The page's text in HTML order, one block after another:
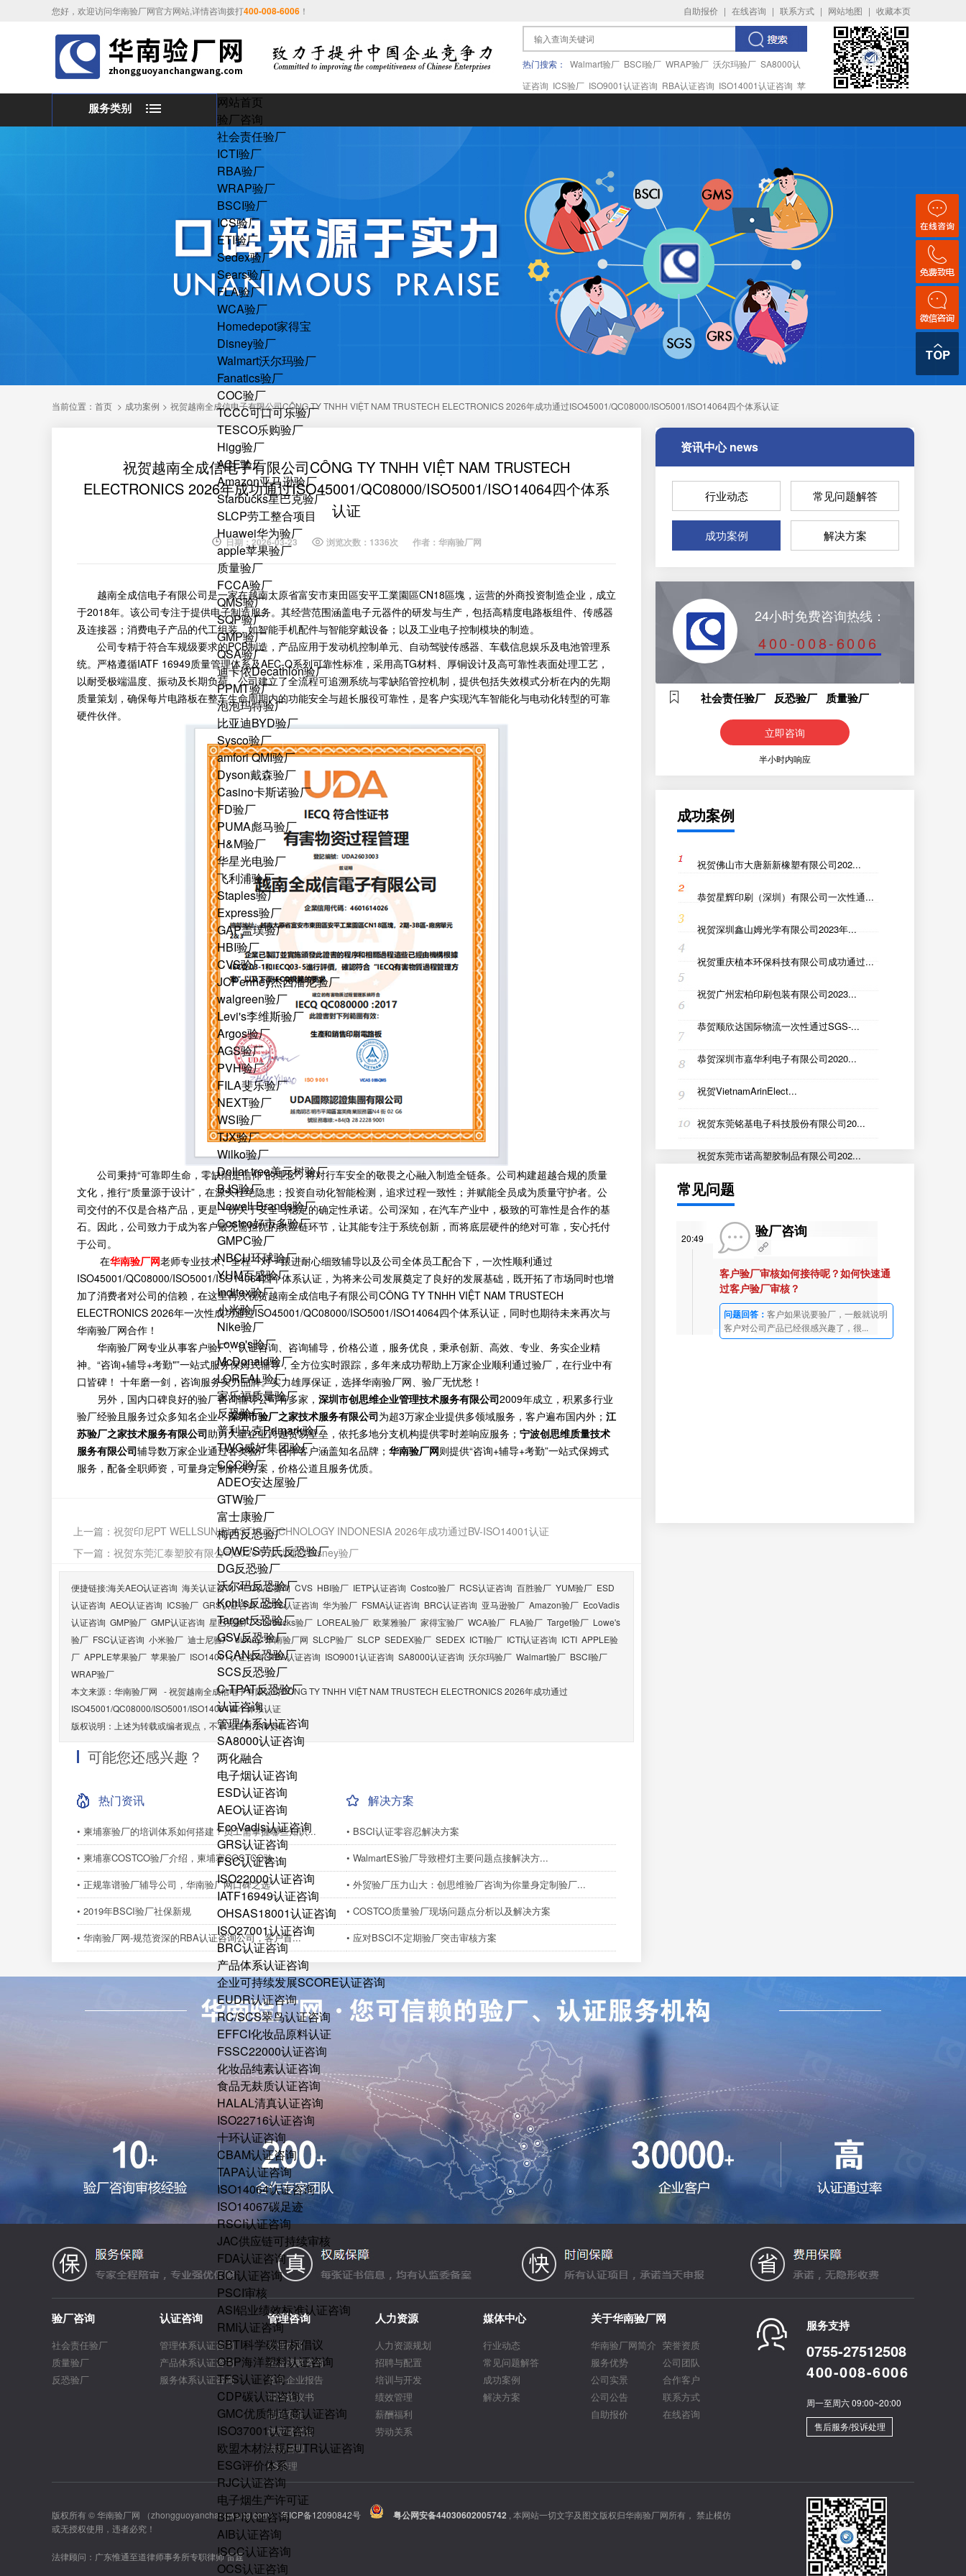
自助报价 | 在线咨询 | 联系方式 | 网站地图 | 收藏本页
您好，欢迎访问华南验厂网官方网站,详情咨询拨打400-008-6006 ！
热门搜索： Walmart验厂 BSCI验厂 WRAP验厂 沃尔玛验厂 SA8000认
证咨询 ICS验厂 ISO9001认证咨询 RBA认证咨询 ISO14001认证咨询 苹
服务类别
网站首页
验厂咨询
社会责任验厂
ICTI验厂
RBA验厂
WRAP验厂
BSCI验厂
ICS验厂
ETI验厂
Sedex验厂
Sears验厂
FLA验厂
WCA验厂
Homedepot家得宝
Disney验厂
Walmart沃尔玛验厂
Fanatics验厂
COC验厂
TCCC可口可乐验厂
TESCO乐购验厂
Higg验厂
ACE验厂
Amazon亚马逊验厂
Starbucks星巴克验厂
SLCP劳工整合项目
Huawei华为验厂
apple苹果验厂
质量验厂
FCCA验厂
QMS验厂
SQP验厂
GMP验厂
QSA验厂
迪卡侬Decathlon验厂
PPMT验厂
泡泡玛特验厂
比亚迪BYD验厂
Sysco验厂
amfori QMI验厂
Dyson戴森验厂
Casino卡斯诺验厂
FD验厂
PUMA彪马验厂
H&M验厂
华星光电验厂
飞利浦验厂
Staples验厂
Express验厂
GAP盖璞验厂
HBI验厂
CVS验厂
JCPenney杰西潘尼验厂
walgreen验厂
Levi's李维斯验厂
Argos验厂
AGS验厂
PVH验厂
FILA斐乐验厂
NEXT验厂
WSI验厂
TJX验厂
Wilko验厂
Dollar tree美元树验厂
BJS验厂
Newell Brands验厂
Costco好市多验厂
GMPC验厂
NBCU环球验厂
YUM百盛验厂
Inditex验厂
小米验厂
Nike验厂
Lowe's验厂
McDonald验厂
LOREAL验厂
家乐福质量验厂
反恐验厂
普利马克Primark验厂
TWG威好集团验厂
CCC验厂
ADEO安达屋验厂
GTW验厂
富士康验厂
梅西反恐验厂
LOWE'S劳氏反恐验厂
DG反恐验厂
沃尔玛反恐验厂
Kohl's反恐验厂
Target反恐验厂
GSV反恐验厂
SCAN反恐验厂
SCS反恐验厂
C-TPAT反恐验厂
认证咨询
管理体系认证咨询
SA8000认证咨询
两化融合
电子烟认证咨询
ESD认证咨询
AEO认证咨询
EcoVadis认证咨询
GRS认证咨询
FSC认证咨询
ISO22000认证咨询
IATF16949认证咨询
OHSAS18001认证咨询
ISO27001认证咨询
BRC认证咨询
产品体系认证咨询
企业可持续发展SCORE认证咨询
EUDR认证咨询
RC/SCS翠鸟认证咨询
EFFCI化妆品原料认证
FSSC22000认证咨询
化妆品纯素认证咨询
食品无麸质认证咨询
HALAL清真认证咨询
ISO22716认证咨询
十环认证咨询
CBAM认证咨询
TAPA认证咨询
ISO14064认证咨询
ISO14067碳足迹
RSCI认证咨询
JAC供应链可持续审核
FDA认证咨询
BCI认证咨询
PSCI审核
ASI铝业绩效标准认证咨询
RMI认证咨询
SBTI科学碳目标倡议
OBP海洋塑料认证咨询
TFS认证咨询
CDP碳认证咨询
GMC优质制造商认证咨询
ISO37001认证咨询
欧盟木材法规EUTR认证咨询
ESG评价体系
RJC认证咨询
电子烟生产许可证
BEPI认证咨询
AIB认证咨询
ISCC认证咨询
OCS认证咨询
当前位置： 首页 > 成功案例 > 祝贺越南全成信电子有限公司CÔNG TY TNHH VIỆT NAM TRUSTECH ELECTRONICS 2026年成功通过ISO45001/QC08000/ISO5001/ISO14064四个体系认证
祝贺越南全成信电子有限公司CÔNG TY TNHH VIỆT NAM TRUSTECH
ELECTRONICS 2026年成功通过ISO45001/QC08000/ISO5001/ISO14064四个体系
认证
日期：2026-03-23 浏览次数：1336次 作者：华南验厂网
越南全成信电子有限公司是一家在越南太原省富安市束田區安平工業園區CN18區塊，运营的外商投资制造企业，成立
于2018年。该公司专注于提供电子制造服务。其经营范围涵盖电子元器件的研发与生产，包括高精度电路板组件、传感器
及连接器；消费电子产品的代工组装，如智能手机配件与智能穿戴设备；以及工业电子控制模块的制造。
公司专精于符合车规级要求的PCB制造，产品应用于发动机控制单元、自动驾驶传感器、车载信息娱乐及电池管理系
统。严格遵循IATF 16949质量管理体系及AEC-Q系列可靠性标准，采用高TG材料、厚铜设计及高可靠性表面处理工艺，
以耐受极端温度、振动及长期负荷。公司建立了全流程可追溯系统与零缺陷管控机制，提供包括失效模式分析在内的先期
质量策划，确保每片电路板在整车生命周期内的功能安全与超长服役可靠性，是客户实现汽车智能化与电动化转型的可靠
硬件伙伴。
公司秉持“可靠即生命，零缺陷是信仰”的理念，将对行车安全的敬畏之心融入制造全链条。公司构建超越合规的质量
文化，推行“质量源于设计”，在源头杜绝隐患；投资自动化智能检测，追求过程一致性；并赋能全员成为质量守护者。公
司交付的不仅是合格产品，更是一份关于安全与稳定的确定性承诺。公司深知，在汽车产业中，极致的可靠性是合作的基
石。因此，公司致力于成为客户最无需担忧的供应链环节，让其能专注于系统创新，而将底层硬件的绝对可靠，安心托付
于公司。
在华南验厂网老师专业技术、全程一对一跟进耐心细致辅导以及公司全体员工配合下，一次性顺利通过
ISO45001/QC08000/ISO5001/ISO14064四个体系认证，为将来公司发展奠定了良好的发展基础，既开拓了市场同时也增
加了消费者对公司的信赖，在这里再次祝贺越南全成信电子有限公司CÔNG TY TNHH VIỆT NAM TRUSTECH
ELECTRONICS 2026年一次性成功通过ISO45001/QC08000/ISO5001/ISO14064四个体系认证，同时也期待未来再次与
华南验厂网合作！
华南验厂网专业从事客户验厂、认证咨询、咨询辅导，价格公道，服务优良，秉承创新、高效、专业、务实企业精
神。“咨询+辅导+考勤"”一站式服务保姆式辅导，全方位实时跟踪，多年来成功帮助上万家企业顺利通过验厂，在行业中有
口皆碑！ 十年磨一剑，咨询服务实力品牌。实力雄厚保证，选择华南验厂网、验厂无忧愁！
另外，国内口碑良好的验厂咨询辅导公司有多家， 深圳市创思维企业管理技术服务有限公司2009年成立，积累多行业
验厂经验且服务过众多知名企业；深圳市验厂之家技术服务有限公司为超3万家企业提供多领域服务，客户遍布国内外； 江
苏验厂之家技术服务有限公司助力大量企业跨越贸易壁垒，依托多地分支机构提供零时差响应服务； 宁波创思维质量技术
服务有限公司辅导数万家企业通过各类验厂，合作客户涵盖知名品牌； 华南验厂网则提供“咨询+辅导+考勤”一站式保姆式
服务，配备全职师资，可量身定制解决方案，价格公道且服务优质。
上一篇： 祝贺印尼PT WELLSUN PLASTIC TECHNOLOGY INDONESIA 2026年成功通过BV-ISO14001认证
下一篇： 祝贺东莞汇泰塑胶有限公司2026年成功通过Disney验厂
便捷链接:海关AEO认证咨询 海关认证咨询 AEO认证咨询 CVS HBI验厂 IETP认证咨询 Costco验厂 RCS认证咨询 百胜验厂 YUM验厂 ESD
认证咨询 AEO认证咨询 ICS验厂 GRS认证咨询 GOTS认证咨询 华为验厂 FSMA认证咨询 BRC认证咨询 亚马逊验厂 Amazon验厂 EcoVadis
认证咨询 GMP验厂 GMP认证咨询 星巴克验厂 Starbucks验厂 LOREAL验厂 欧莱雅验厂 家得宝验厂 WCA验厂 FLA验厂 Target验厂 Lowe's
验厂 FSC认证咨询 小米验厂 迪士尼验厂 disney 华南验厂网 SLCP验厂 SLCP SEDEX验厂 SEDEX ICTI验厂 ICTI认证咨询 ICTI APPLE验
厂 APPLE苹果验厂 苹果验厂 ISO14001认证咨询 RBA认证咨询 ISO9001认证咨询 SA8000认证咨询 沃尔玛验厂 Walmart验厂 BSCI验厂
WRAP验厂
本文来源： 华南验厂网 -祝贺越南全成信电子有限公司CÔNG TY TNHH VIỆT NAM TRUSTECH ELECTRONICS 2026年成功通过
ISO45001/QC08000/ISO5001/ISO14064四个体系认证
版权说明：上述为转载或编者观点，不承当任何法律责任
可能您还感兴趣？
热门资讯
• 柬埔寨验厂的培训体系如何搭建？员工需掌握哪些知识...
• 柬埔寨COSTCO验厂介绍，柬埔寨COSTCO验...
• 正规靠谱验厂辅导公司，华南验厂网口碑之选
• 2019年BSCI验厂社保新规
• 华南验厂网-规范资深的RBA认证咨询公司，客户首...
解决方案
• BSCI认证零容忍解决方案
• WalmartES验厂导致橙灯主要问题点接解决方...
• 外贸验厂压力山大：创思维验厂咨询为你量身定制验厂...
• COSTCO质量验厂现场问题点分析以及解决方案
• 应对BSCI不定期验厂突击审核方案
资讯中心news
行业动态 常见问题解答
成功案例 解决方案
24小时免费咨询热线：
400-008-6006
社会责任验厂 反恐验厂 质量验厂
立即咨询
半小时内响应
成功案例
祝贺佛山市大唐新新橡塑有限公司202...
恭贺星辉印刷（深圳）有限公司一次性通...
祝贺深圳鑫山姆光学有限公司2023年...
祝贺重庆植本环保科技有限公司成功通过...
祝贺广州宏柏印刷包装有限公司2023...
恭贺顺欣达国际物流一次性通过SGS-...
恭贺深圳市嘉华利电子有限公司2020...
祝贺VietnamArinElect...
祝贺东莞铭基电子科技股份有限公司20...
祝贺东莞市诺高塑胶制品有限公司202...
常见问题
20:49 验厂咨询
客户验厂审核如何接待呢？如何快速通
过客户验厂审核？
问题回答：客户如果说要验厂，一般就说明
客户对公司产品已经很感兴趣了，很...
验厂咨询
社会责任验厂
质量验厂
反恐验厂
认证咨询
管理体系认证咨询
产品体系认证咨询
服务体系认证咨询
管理咨询
企业内训
企业战略咨询
竞争企业报告
咨询建议书
信息安全
供应链优化
流程管理
6S管理
人力资源
人力资源规划
招聘与配置
培训与开发
绩效管理
薪酬福利
劳动关系
媒体中心
行业动态
常见问题解答
成功案例
解决方案
关于华南验厂网
华南验厂网简介 荣誉资质
服务优势
公司团队
公司实景
合作客户
公司公告
联系方式
自助报价
在线咨询
服务支持
0755-27512508
400-008-6006
周一至周六 09:00~20:00
售后服务/投诉处理
版权所有 © 华南验厂网 （zhongguoyanchangwang.com）粤ICP备12090842号 粤公网安备44030602005742 , 本网站一切文字及图文版权归华南验厂网所有， 禁止模仿
或无授权使用，违者必究！
法律顾问：广东惟通至道律师事务所专职律师 雷霆